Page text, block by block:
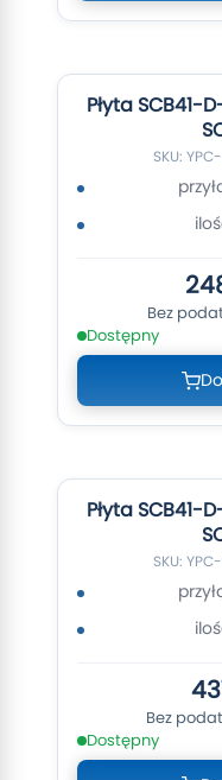
Płyta SCB41-
SKU:
Dostępny
Płyta SCB41-
SKU:
Dostępny